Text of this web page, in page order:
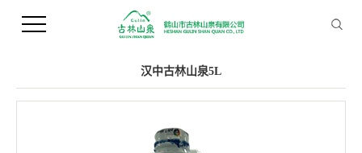
您当前的位置 ： 首 页>>产品中心>>桶装水
汉中古林山泉5L